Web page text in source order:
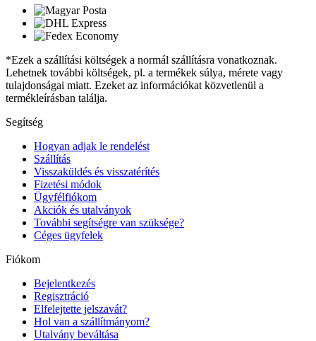
*Ezek a szállítási költségek a normál szállításra vonatkoznak.
Lehetnek további költségek, pl. a termékek súlya, mérete vagy
tulajdonságai miatt. Ezeket az információkat közvetlenül a
termékleírásban találja.
Segítség
Hogyan adjak le rendelést
Szállítás
Visszaküldés és visszatérítés
Fizetési módok
Ügyfélfiókom
Akciók és utalványok
További segítségre van szüksége?
Céges ügyfelek
Fiókom
Bejelentkezés
Regisztráció
Elfelejtette jelszavát?
Hol van a szállítmányom?
Utalvány beváltása